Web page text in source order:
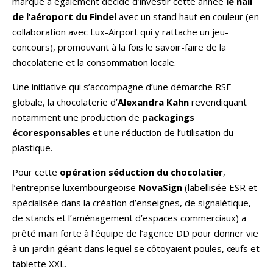
de l’aéroport du Findel avec un stand haut en couleur (en
collaboration avec Lux-Airport qui y rattache un jeu-
concours), promouvant à la fois le savoir-faire de la
chocolaterie et la consommation locale.
Une initiative qui s’accompagne d’une démarche RSE
globale, la chocolaterie d’Alexandra Kahn revendiquant
notamment une production de packagings
écoresponsables et une réduction de l’utilisation du
plastique.
Pour cette opération séduction du chocolatier,
l’entreprise luxembourgeoise NovaSign (labellisée ESR et
spécialisée dans la création d’enseignes, de signalétique,
de stands et l’aménagement d’espaces commerciaux) a
prêté main forte à l’équipe de l’agence DD pour donner vie
à un jardin géant dans lequel se côtoyaient poules, œufs et
tablette XXL.